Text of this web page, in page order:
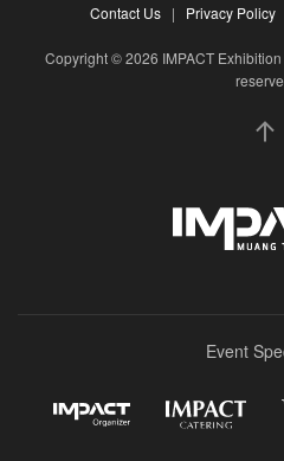
Contact Us| Privacy Policy
Copyright © 2026 IMPACT
Event